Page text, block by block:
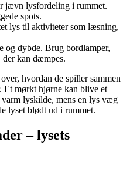
jævn lysfordeling i rummet.
spots.
lys til aktiviteter som læsning,
og dybde. Brug bordlamper,
kan dæmpes.
hvordan de spiller sammen
Et mørkt hjørne kan blive et
lyskilde, mens en lys væg
lyset blødt ud i rummet.
– lysets